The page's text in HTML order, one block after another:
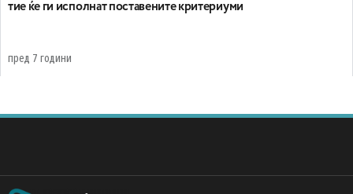
тие ќе ги исполнат поставените критериуми
пред 7 години